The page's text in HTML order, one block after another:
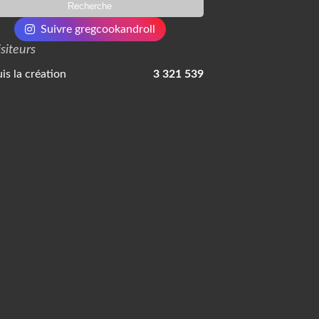
Suivre gregcookandroll
la création 3 321 539